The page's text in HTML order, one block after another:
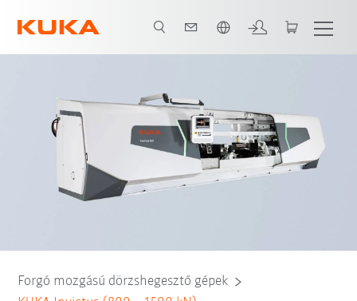
Áttekintés Előnyök Invictus 150 Jellemzők Letöltések
Forgó mozgású dörzshegesztő gépek